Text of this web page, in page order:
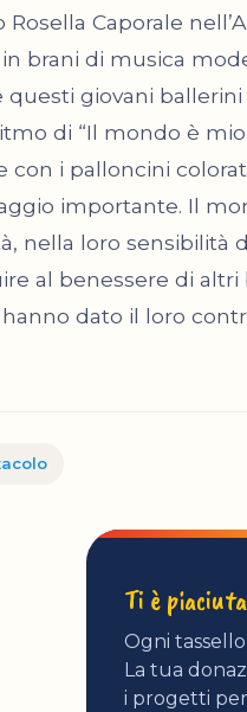
Caporale
brani di musica
giovani
di “Il mondo è
con i palloncini
importante. Il
nella loro sensibilità
al benessere di
dato il loro
Ti è
Ogni
La tua
i progetti